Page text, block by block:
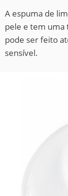
A espuma de
pele e tem uma
pode ser feito
sensível.